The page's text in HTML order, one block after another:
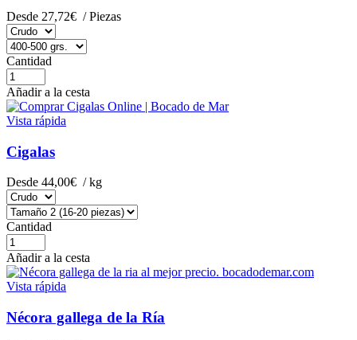
Desde 27,72€ / Piezas
Cantidad
Añadir a la cesta
Vista rápida
Cigalas
Desde 44,00€ / kg
Cantidad
Añadir a la cesta
Vista rápida
Nécora gallega de la Ría